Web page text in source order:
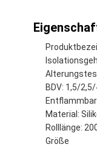
BDV: 1,5/
Material:
Rolllänge:
Größe